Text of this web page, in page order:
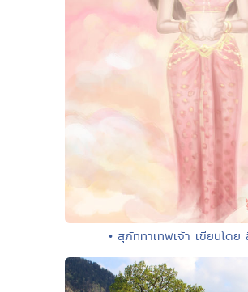
• สุภัททาเทพเจ้า เขียนโดย